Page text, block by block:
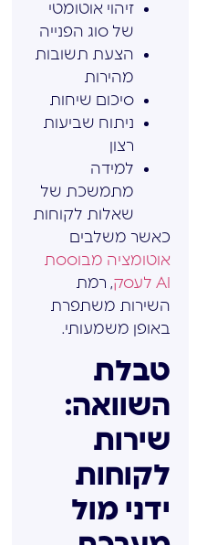
זיהוי אוטומטי
של סוג הפנייה
הצעת תשובות
מהירות
סיכום שיחות
ניתוח שביעות
רצון
למידה
מתמשכת של
שאלות לקוחות
כאשר משלבים
אוטומציה מבוססת
AI לעסק
, רמת
השירות משתפרת
באופן משמעותי.
טבלת
השוואה:
שירות
לקוחות
ידני מול